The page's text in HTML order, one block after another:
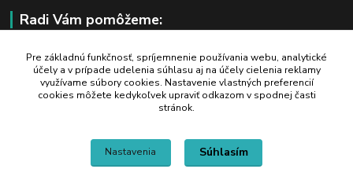
Radi Vám pomôžeme:
+421 908 700 612
po-pia: 8.00 - 16.00
business@jtf.sk
Pre základnú funkčnosť, spríjemnenie používania webu, analytické
účely a v prípade udelenia súhlasu aj na účely cielenia reklamy
využívame súbory cookies. Nastavenie vlastných preferencií
cookies môžete kedykoľvek upraviť odkazom v spodnej časti
stránok.
Nastavenia Súhlasím